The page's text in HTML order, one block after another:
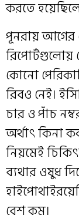
করতে
পূনরায় আগের
রিপোর্টগুলোয়
কোনো
রিবও নেই।
চার ও পাঁচ
অর্থাৎ কিনা
নিয়মেই
ব্যথার ওষুধ
বেশ কম।